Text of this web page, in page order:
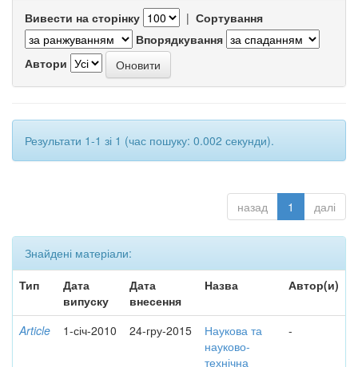
Вивести на сторінку | Сортування
Впорядкування
Автори
Результати 1-1 зі 1 (час пошуку: 0.002 секунди).
назад 1 далі
Знайдені матеріали:
Тип
Дата
випуску
Дата
внесення
Назва Автор(и)
Article 1-січ-2010 24-гру-2015
Наукова та
науково-
технічна
-